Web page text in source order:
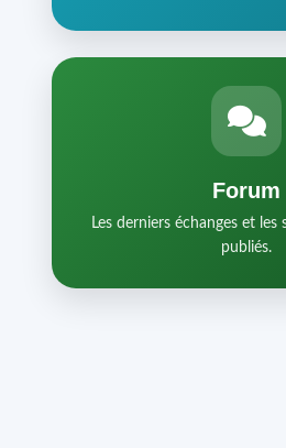
Forum
Les derniers échanges et
publiés.